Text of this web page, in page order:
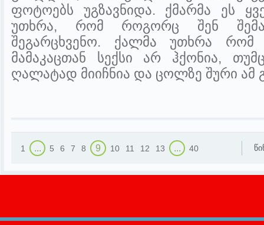
ფოტოებს უგზავნიდა. ქმარმა ეს
უთხრა, რომ როგორც შენ
შეგარცხვენო. ქალმა უთხრა
მამაკაცთან სექსი არ ჰქონია,
ღალატად მიიჩნია და ცოლზე შური ამ
1 ... 5 6 7 8 9 10 11 12 13 ... 40